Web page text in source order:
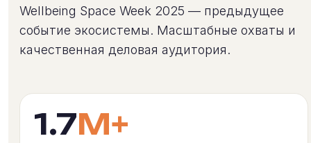
Wellbeing Space Week 2025 — предыдущее
событие экосистемы. Масштабные охваты и
качественная деловая аудитория.
1.7M+